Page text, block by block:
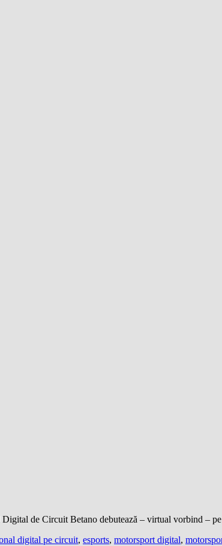
de Circuit Betano debutează – virtual vorbind –
digital pe circuit, esports, motorsport digital,